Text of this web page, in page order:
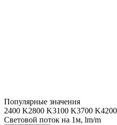
Популярные значения
2400 K2800 K3100 K3700 K
Световой поток на 1м, lm/m